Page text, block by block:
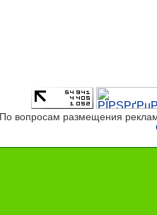
По вопросам размещения